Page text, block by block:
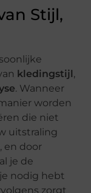
Stijl,
kledingstijl,
. Wanneer
worden
die niet
uitstraling
en door
je de
nodig hebt
zorgt